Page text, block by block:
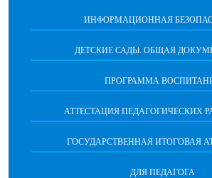
ИНФОРМАЦИОННАЯ
ДЕТСКИЕ САДЫ. ОБЩАЯ
ПРОГРАММА
АТТЕСТАЦИЯ ПЕДАГОГИЧЕСКИХ
ГОСУДАРСТВЕННАЯ ИТОГОВАЯ
ДЛЯ ПЕДАГОГА